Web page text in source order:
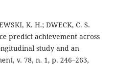
K. H.; DWECK, C. S.
predict achievement across
study and an
v. 78, n. 1, p. 246–263,